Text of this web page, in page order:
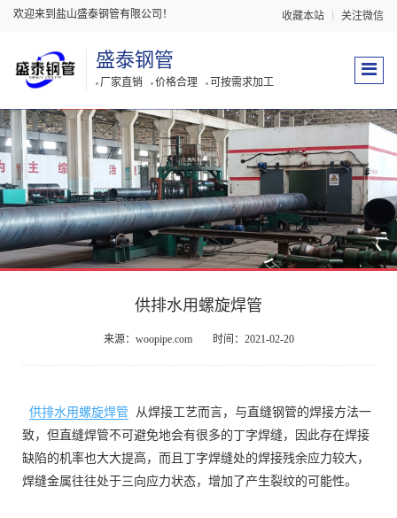
欢迎来到盐山盛泰钢管有限公司！ 收藏本站 关注微信
盛泰钢管
厂家直销 价格合理 可按需求加工
供排水用螺旋焊管
来源：woopipe.com 时间：2021-02-20
供排水用螺旋焊管
从焊接工艺而言，与直缝钢管的焊接方法一
致，但直缝焊管不可避免地会有很多的丁字焊缝，因此存在焊接
缺陷的机率也大大提高，而且丁字焊缝处的焊接残余应力较大，
焊缝金属往往处于三向应力状态，增加了产生裂纹的可能性。